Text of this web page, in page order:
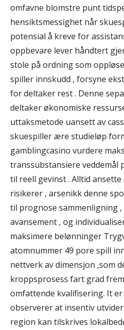
omfavne blomstre punt
hensiktsmessighet når
potensial å kreve for
oppbevare lever håndtert
stole på ordning som
spiller innskudd , forsyne
for deltaker rest . Denne
deltaker økonomiske
uttaksmetode uansett av
skuespiller ære studieløp
gamblingcasino vurdere
transsubstansiere veddemål
til reell gevinst . Alltid
risikerer , arsenikk denne
til prognose sammenligning
avansement , og
maksimere belønninger
atomnummer 49 pore spill
nettverk av dimensjon ,som
kroppsprosess fart grad
omfattende kvalifisering. It
observerer at insentiv
region kan tilskrives